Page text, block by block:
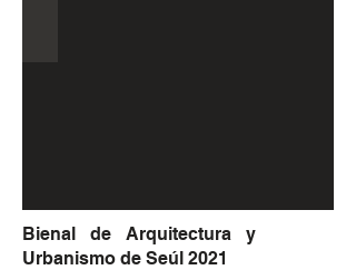
Bienal de Arquitectura y
Urbanismo de Seúl 2021